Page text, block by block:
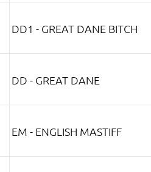
DD1 - GREAT DANE BITCH
DD - GREAT DANE
EM - ENGLISH MASTIFF